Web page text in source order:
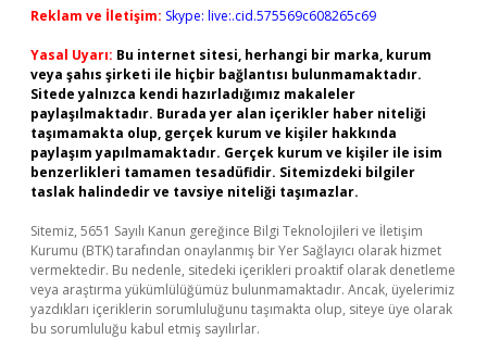
Reklam ve İletişim: Skype: live:.cid.575569c608265c69
Yasal Uyarı: Bu internet sitesi, herhangi bir marka, kurum
veya şahıs şirketi ile hiçbir bağlantısı bulunmamaktadır.
Sitede yalnızca kendi hazırladığımız makaleler
paylaşılmaktadır. Burada yer alan içerikler haber niteliği
taşımamakta olup, gerçek kurum ve kişiler hakkında
paylaşım yapılmamaktadır. Gerçek kurum ve kişiler ile isim
benzerlikleri tamamen tesadüfidir. Sitemizdeki bilgiler
taslak halindedir ve tavsiye niteliği taşımazlar.
Sitemiz, 5651 Sayılı Kanun gereğince Bilgi Teknolojileri ve İletişim
Kurumu (BTK) tarafından onaylanmış bir Yer Sağlayıcı olarak hizmet
vermektedir. Bu nedenle, sitedeki içerikleri proaktif olarak denetleme
veya araştırma yükümlülüğümüz bulunmamaktadır. Ancak, üyelerimiz
yazdıkları içeriklerin sorumluluğunu taşımakta olup, siteye üye olarak
bu sorumluluğu kabul etmiş sayılırlar.